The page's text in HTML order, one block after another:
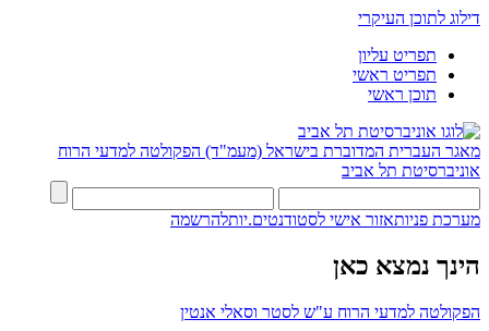
דילוג לתוכן העיקרי
תפריט עליון
תפריט ראשי
תוכן ראשי
מאגר העברית המדוברת בישראל (מעמ"ד) הפקולטה למדעי הרוח
אוניברסיטת תל אביב
מערכת פניותאזור אישי לסטודנטים.יותלהרשמה
הינך נמצא כאן
הפקולטה למדעי הרוח ע"ש לסטר וסאלי אנטין